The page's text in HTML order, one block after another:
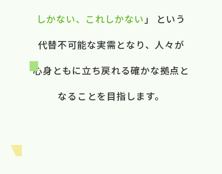
しかない、​これしかない 」 と​いう​
代替不可能な​実需と​なり、​ 人々が​
心身ともに​立ち戻れる​ 確かな​拠点と​
なる​ことを​目指します。​